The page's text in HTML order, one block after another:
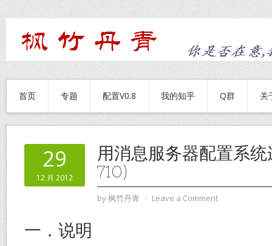
首页 专题 配置V0.8 我的知乎 Q群 关
29
12 月 2012
用消息服务器配置系
710)
by枫竹丹青 ⋅ Leave a Comment
一．说明